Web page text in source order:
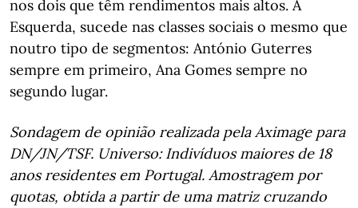
nos dois que têm rendimentos mais altos. À
Esquerda, sucede nas classes sociais o mesmo que
noutro tipo de segmentos: António Guterres
sempre em primeiro, Ana Gomes sempre no
segundo lugar.
Sondagem de opinião realizada pela Aximage para
DN/JN/TSF. Universo: Indivíduos maiores de 18
anos residentes em Portugal. Amostragem por
quotas, obtida a partir de uma matriz cruzando